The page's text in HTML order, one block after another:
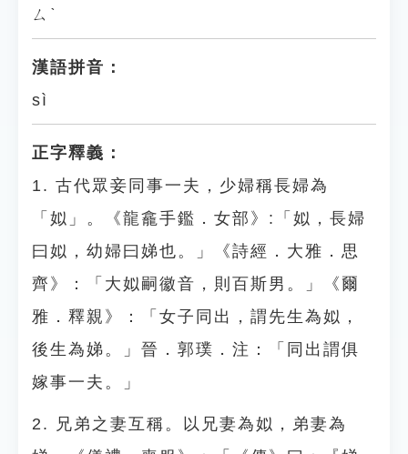
ㄙˋ
漢語拼音：
sì
正字釋義：
1. 古代眾妾同事一夫，少婦稱長婦為
「姒」。《龍龕手鑑．女部》:「姒，長婦
曰姒，幼婦曰娣也。」《詩經．大雅．思
齊》：「大姒嗣徽音，則百斯男。」《爾
雅．釋親》：「女子同出，謂先生為姒，
後生為娣。」晉．郭璞．注：「同出謂俱
嫁事一夫。」
2. 兄弟之妻互稱。以兄妻為姒，弟妻為